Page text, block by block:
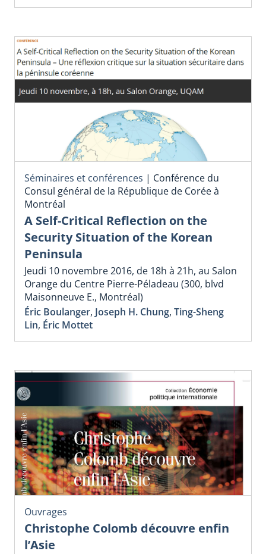
Séminaires et conférences | Conférence du
Consul général de la République de Corée à
Montréal
A Self-Critical Reflection on the
Security Situation of the Korean
Peninsula
Jeudi 10 novembre 2016, de 18h à 21h, au Salon
Orange du Centre Pierre-Péladeau (300, blvd
Maisonneuve E., Montréal)
Éric Boulanger, Joseph H. Chung, Ting-Sheng
Lin, Éric Mottet
Ouvrages
Christophe Colomb découvre enfin
l’Asie